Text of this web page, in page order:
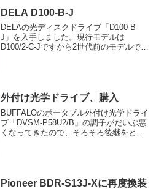
DELA D100-B-J
DELAの光ディスクドライブ「D100-B-
J」を入手しました。現行モデルは
D100/2-C-Jですから2世代前のモデルです
外付け光学ドライブ、購入
BUFFALOのポータブル外付け光学ドライ
ブ「DVSM-P58U2/B」の調子がだいぶ悪
くなってきたので、そろそろ後継をと思
Pioneer BDR-S13J-Xに再度換装